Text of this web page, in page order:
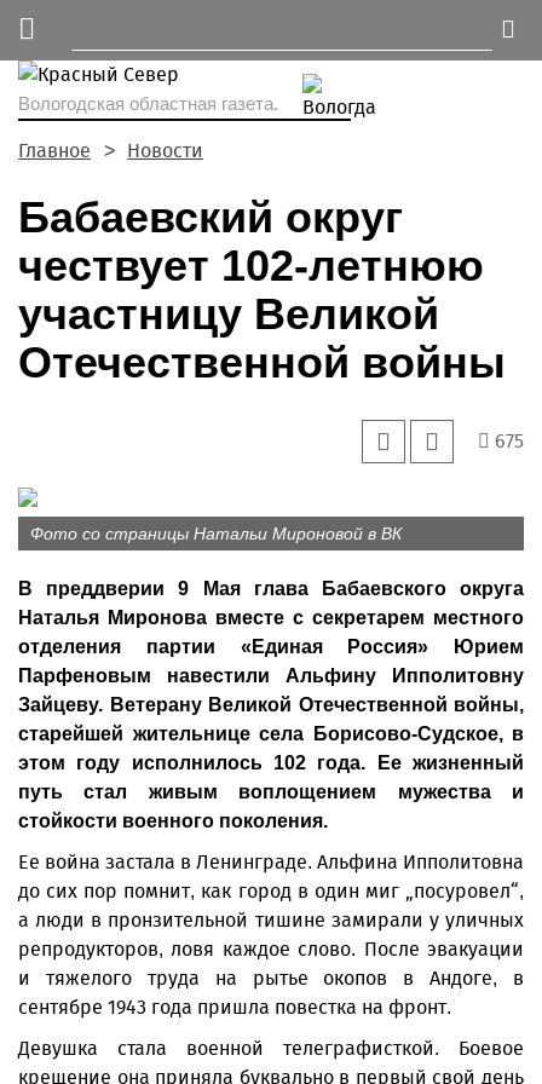
Вологодская областная газета.
Главное Новости
Бабаевский округ
чествует 102-летнюю
участницу Великой
Отечественной войны
675
Фото со страницы Натальи Мироновой в ВК
В преддверии 9 Мая глава Бабаевского округа
Наталья Миронова вместе с секретарем местного
отделения партии «Единая Россия» Юрием
Парфеновым навестили Альфину Ипполитовну
Зайцеву. Ветерану Великой Отечественной войны,
старейшей жительнице села Борисово-Судское, в
этом году исполнилось 102 года. Ее жизненный
путь стал живым воплощением мужества и
стойкости военного поколения.
Ее война застала в Ленинграде. Альфина Ипполитовна
до сих пор помнит, как город в один миг „посуровел“,
а люди в пронзительной тишине замирали у уличных
репродукторов, ловя каждое слово. После эвакуации
и тяжелого труда на рытье окопов в Андоге, в
сентябре 1943 года пришла повестка на фронт.
Девушка стала военной телеграфисткой. Боевое
крещение она приняла буквально в первый свой день